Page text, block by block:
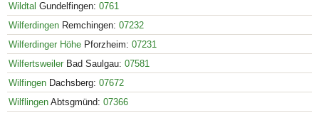
Wildtal Gundelfingen: 0761
Wilferdingen Remchingen: 07232
Wilferdinger Höhe Pforzheim: 07231
Wilfertsweiler Bad Saulgau: 07581
Wilfingen Dachsberg: 07672
Wilflingen Abtsgmünd: 07366